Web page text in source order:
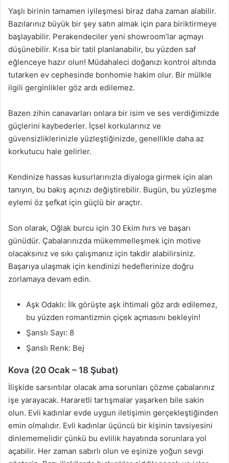
Yaşlı birinin tamamen iyileşmesi biraz daha zaman alabilir.
Bazılarınız büyük bir şey satın almak için para biriktirmeye
başlayabilir. Perakendeciler yeni showroom’lar açmayı
düşünebilir. Kısa bir tatil planlanabilir, bu yüzden saf
eğlenceye hazır olun! Müdahaleci doğanızı kontrol altında
tutarken ev cephesinde bonhomie hakim olur. Bir mülkle
ilgili gerginlikler göz ardı edilemez.
Bazen zihin canavarları onlara bir isim ve ses verdiğimizde
güçlerini kaybederler. İçsel korkularınız ve
güvensizliklerinizle yüzleştiğinizde, genellikle daha az
korkutucu hale gelirler.
Kendinize hassas kusurlarınızla diyaloga girmek için alan
tanıyın, bu bakış açınızı değiştirebilir. Bugün, bu yüzleşme
eylemi öz şefkat için güçlü bir araçtır.
Son olarak, Oğlak burcu için 30 Ekim hırs ve başarı
günüdür. Çabalarınızda mükemmelleşmek için motive
olacaksınız ve sıkı çalışmanız için takdir alabilirsiniz.
Başarıya ulaşmak için kendinizi hedeflerinize doğru
zorlamaya devam edin.
Aşk Odaklı: İlk görüşte aşk ihtimali göz ardı edilemez,
bu yüzden romantizmin çiçek açmasını bekleyin!
Şanslı Sayı: 8
Şanslı Renk: Bej
Kova (20 Ocak – 18 Şubat)
İlişkide sarsıntılar olacak ama sorunları çözme çabalarınız
işe yarayacak. Hararetli tartışmalar yaşarken bile sakin
olun. Evli kadınlar evde uygun iletişimin gerçekleştiğinden
emin olmalıdır. Evli kadınlar üçüncü bir kişinin tavsiyesini
dinlememelidir çünkü bu evlilik hayatında sorunlara yol
açabilir. Her zaman sabırlı olun ve eşinize yoğun sevgi